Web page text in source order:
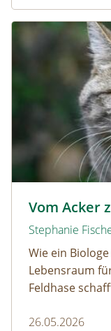
Vom Acker
Stephanie
Wie ein
Lebensraum
Feldhase
26.05.2026
Vom Acker zum